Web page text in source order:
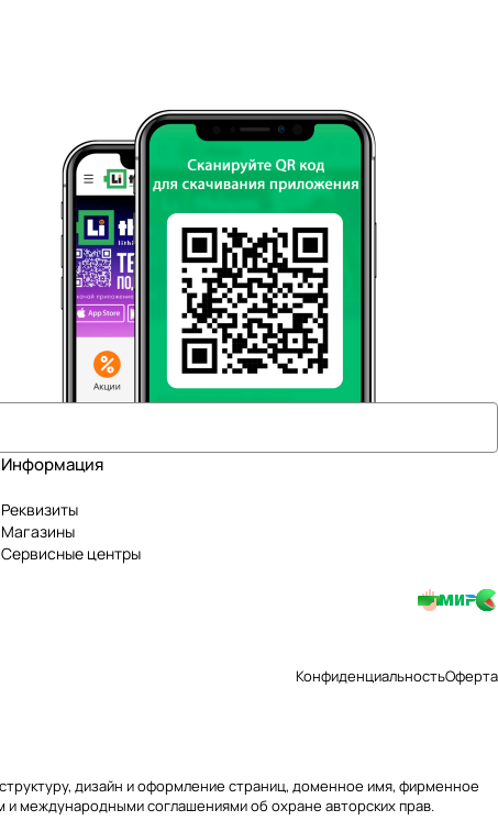
Информация
Реквизиты
Магазины
Сервисные центры
КонфиденциальностьОферта
дизайн и оформление страниц, доменное имя, фирменное
и международными соглашениями об охране авторских прав.